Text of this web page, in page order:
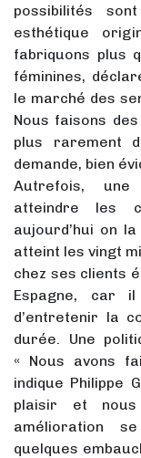
possibilités
esthétique
fabriquons plus
féminines,
le marché des
Nous faisons
plus rarement
demande, bien
Autrefois, une
atteindre les
aujourd’hui on
atteint les vingt
chez ses clients
Espagne, car
d’entretenir la
durée. Une
« Nous avons
indique Philippe
plaisir et
amélioration
quelques